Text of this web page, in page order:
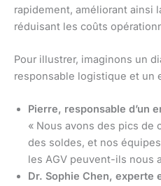
rapidement, améliorant ainsi
réduisant les coûts
Pour illustrer, imaginons un
responsable logistique et un
Pierre, responsable d’un
« Nous avons des pics de
des soldes, et nos
les AGV peuvent-ils nous
Dr. Sophie Chen, experte